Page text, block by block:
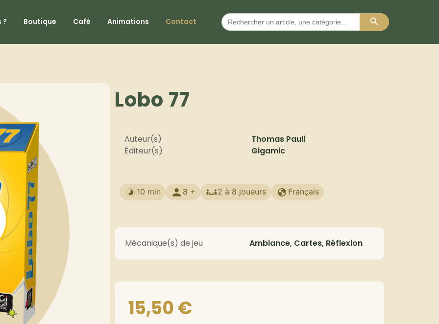
? Boutique Café Animations Contact
Search
for:
Search Button
Lobo 77
Auteur(s)
Thomas Pauli
Éditeur(s)
Gigamic
10 min 8 + 2 à 8 joueurs Français
Mécanique(s) de jeu Ambiance, Cartes, Réflexion
15,50€